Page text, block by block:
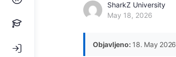
SharkZ University
May 18, 2026
Objavljeno:18. May